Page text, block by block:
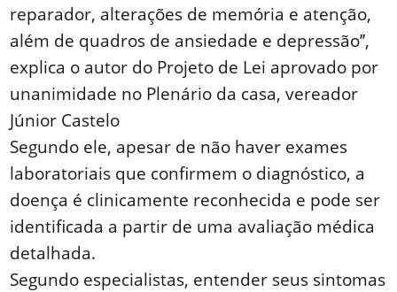
reparador, alterações de memória e atenção,
além de quadros de ansiedade e depressão’’,
explica o autor do Projeto de Lei aprovado por
unanimidade no Plenário da casa, vereador
Júnior Castelo
Segundo ele, apesar de não haver exames
laboratoriais que confirmem o diagnóstico, a
doença é clinicamente reconhecida e pode ser
identificada a partir de uma avaliação médica
detalhada.
Segundo especialistas, entender seus sintomas